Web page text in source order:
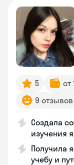
5 от
9 отзывов
Создала
изучения
Получила
учебу и